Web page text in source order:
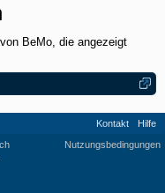
BeMo, die angezeigt
Kontakt
Hilfe
Nutzungsbedingungen